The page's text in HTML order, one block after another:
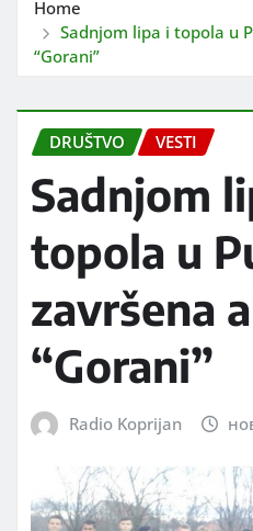
Home
Sadnjom lipa i topola u
“Gorani”
DRUŠTVO VESTI
Sadnjom
topola u
završena
“Gorani”
Radio Koprijan